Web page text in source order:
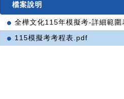
檔案說明
全樺文化115年模擬考-詳細範
115模擬考考程表.pdf